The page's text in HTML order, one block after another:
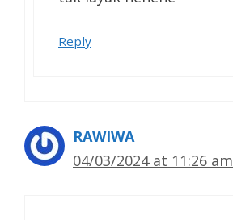
Reply
RAWIWA
04/03/2024 at 11:26 am